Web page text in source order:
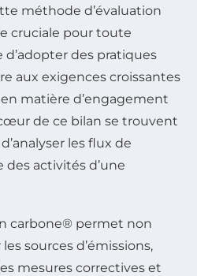
méthode d’évaluation
cruciale pour toute
des pratiques
aux exigences croissantes
matière d’engagement
de ce bilan se trouvent
les flux de
des activités d’une
carbone® permet non
sources d’émissions,
mesures correctives et